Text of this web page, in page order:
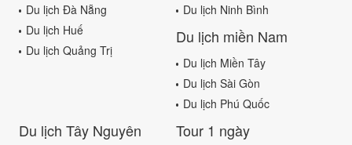
Du lịch Đà Nẵng
Du lịch Huế
Du lịch Quảng Trị
Du lịch Ninh Bình
Du lịch miền Nam
Du lịch Miền Tây
Du lịch Sài Gòn
Du lịch Phú Quốc
Du lịch Tây Nguyên Tour 1 ngày